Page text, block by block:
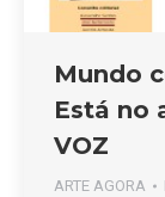
Mundo
Está no
VOZ
ARTE AGORA